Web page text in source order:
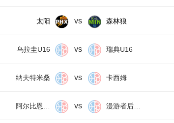
太阳 vs 森林狼
乌拉圭U16 vs 瑞典U16
纳夫特米桑 vs 卡西姆
vs